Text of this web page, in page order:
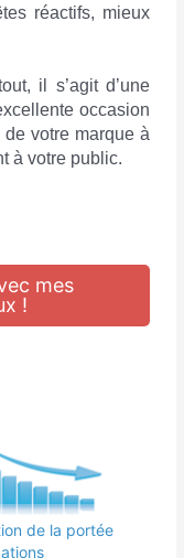
réactifs, mieux
il s’agit d’une
occasion
votre marque à
à votre public.
mes
!
de la portée